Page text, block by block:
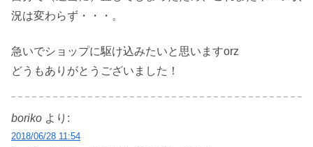
況は変わらず・・・。
急いでショップに駆け込みたいと思いますorz
どうもありがとうございました！
boriko より:
2018/06/28 11:54